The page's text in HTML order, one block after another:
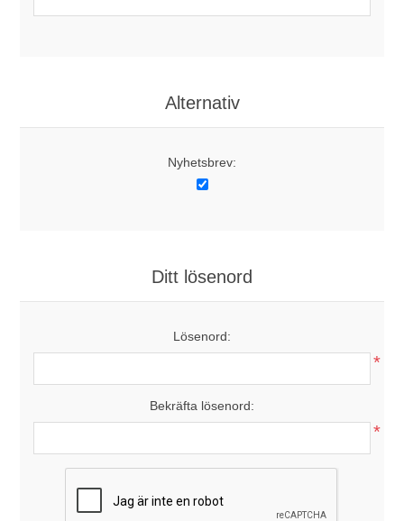
Alternativ
Nyhetsbrev:
Ditt lösenord
Lösenord:
*
Bekräfta lösenord:
*